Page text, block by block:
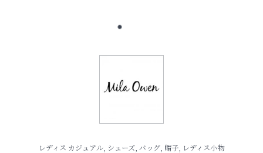
レディス カジュアル, シューズ, バッグ, 帽子, レディス小物